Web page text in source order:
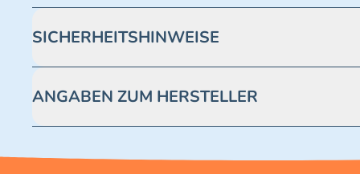
SICHERHEITSHINWEISE
ANGABEN ZUM HERSTELLER